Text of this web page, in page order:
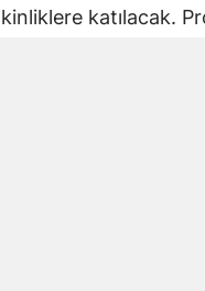
katılacak.